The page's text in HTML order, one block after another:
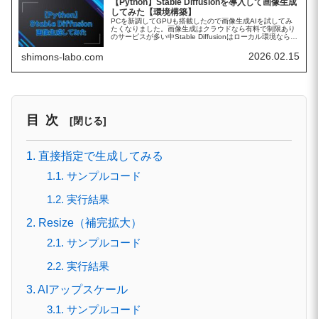
してみた【環境構築】
PCを新調してGPUも搭載したので画像生成AIを試してみ
たくなりました。画像生成はクラウドなら有料で制限あり
のサービスが多い中Stable Diffusionはローカル環境なら回
shimons-labo.com 2026.02.15
目次
1. 直接指定で生成してみる
1.1. サンプルコード
1.2. 実行結果
2. Resize（補完拡大）
2.1. サンプルコード
2.2. 実行結果
3. AIアップスケール
3.1. サンプルコード